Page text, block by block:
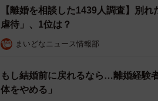
【離婚を相談した1439人調査】別
虐待」、1位は？
まいどなニュース情報部
もし結婚前に戻れるなら…離婚経験
体をやめる」